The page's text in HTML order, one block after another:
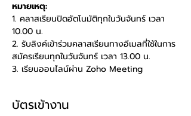
หมายเหตุ:
1. คลาสเรียนปิดอัตโนมัติทุกในวันจันทร์ เวลา
10.00 น.
2. รับลิงค์เข้าร่วมคลาสเรียนทางอีเมลที่ใช้ในการ
สมัครเรียนทุกในวันจันทร์ เวลา 13.00 น.
3. เรียนออนไลน์ผ่าน Zoho Meeting
บัตรเข้างาน